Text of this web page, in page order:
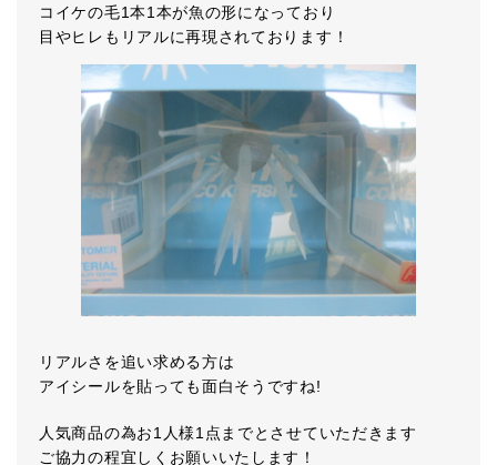
コイケの毛1本1本が魚の形になっており
目やヒレもリアルに再現されております！
リアルさを追い求める方は
アイシールを貼っても面白そうですね!
人気商品の為お1人様1点までとさせていただきます
ご協力の程宜しくお願いいたします！